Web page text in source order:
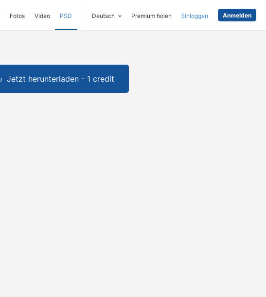
Fotos Video PSD Deutsch Premium holen Einloggen Anmelden
Jetzt herunterladen - 1 credit